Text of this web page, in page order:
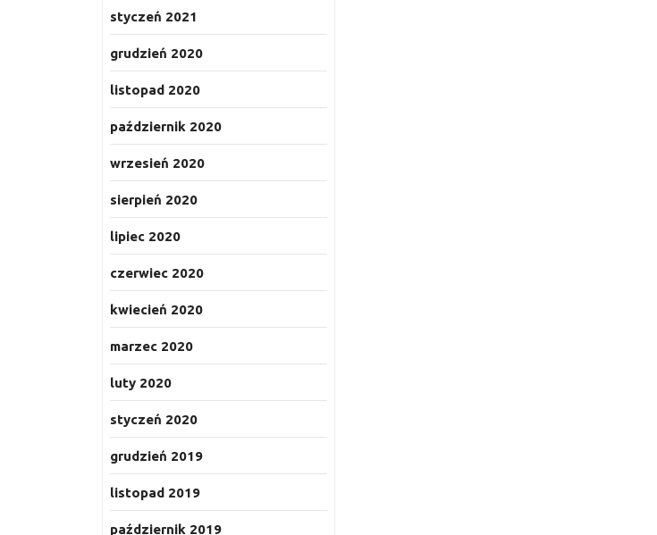
styczeń 2021
grudzień 2020
listopad 2020
październik 2020
wrzesień 2020
sierpień 2020
lipiec 2020
czerwiec 2020
kwiecień 2020
marzec 2020
luty 2020
styczeń 2020
grudzień 2019
listopad 2019
październik 2019